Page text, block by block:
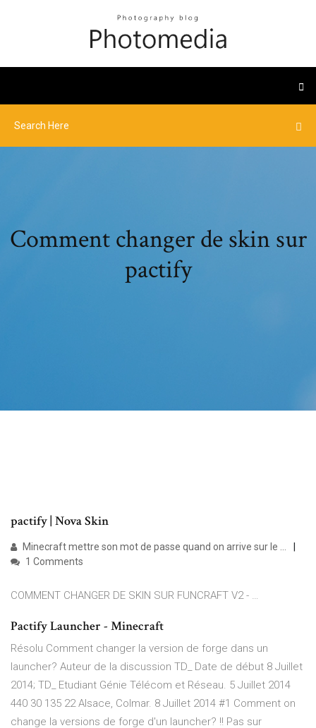
Comment changer de skin sur
pactify
pactify | Nova Skin
Minecraft mettre son mot de passe quand on arrive sur le ...
1 Comments
COMMENT CHANGER DE SKIN SUR FUNCRAFT V2 - …
Pactify Launcher - Minecraft
Résolu Comment changer la version de forge dans un
launcher? Auteur de la discussion TD_ Date de début 8 Juillet
2014; TD_ Etudiant Génie Télécom et Réseau. 5 Juillet 2014
440 30 135 22 Alsace, Colmar. 8 Juillet 2014 #1 Comment on
change la versions de forge d'un launcher? !! Pas sur